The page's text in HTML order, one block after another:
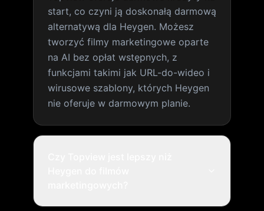
start, co czyni ją doskonałą darmową
alternatywą dla Heygen. Możesz
tworzyć filmy marketingowe oparte
na AI bez opłat wstępnych, z
funkcjami takimi jak URL-do-wideo i
wirusowe szablony, których Heygen
nie oferuje w darmowym planie.